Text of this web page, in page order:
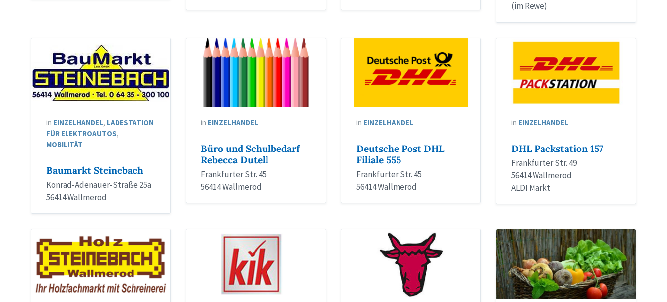
(im Rewe)
in EINZELHANDEL, LADESTATION
FÜR ELEKTROAUTOS,
MOBILITÄT
Baumarkt Steinebach
Konrad-Adenauer-Straße 25a
56414 Wallmerod
in EINZELHANDEL
Büro und Schulbedarf
Rebecca Dutell
Frankfurter Str. 45
56414 Wallmerod
in EINZELHANDEL
Deutsche Post DHL
Filiale 555
Frankfurter Str. 45
56414 Wallmerod
in EINZELHANDEL
DHL Packstation 157
Frankfurter Str. 49
56414 Wallmerod
ALDI Markt